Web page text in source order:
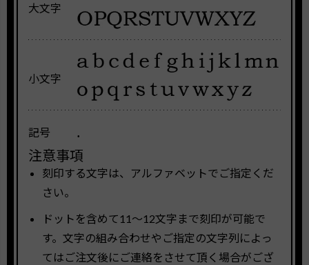
大文字
小文字
記号 .
注意事項
刻印する文字は、アルファベットでご指定くだ
さい。
ドットを含めて11〜12文字まで刻印が可能で
す。文字の組み合わせやご指定の文字列によっ
てはご注文後にご連絡をさせて頂く場合がござ